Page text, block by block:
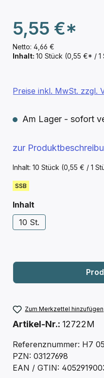
Netto: 4,66 €
5,55 €*
Inhalt: 10 Stück (0,55 €* / 1
Inhalt: 10 Stück (0,55 € / 1
Preise inkl. MwSt. zzgl.
Am Lager - sofort
SSB
zur
Inhalt
10 St.
Zum Merkzettel hinzufügen
Artikel-Nr.: 12722M
Referenznummer: H7
PZN: 03127698
EAN / GTIN: